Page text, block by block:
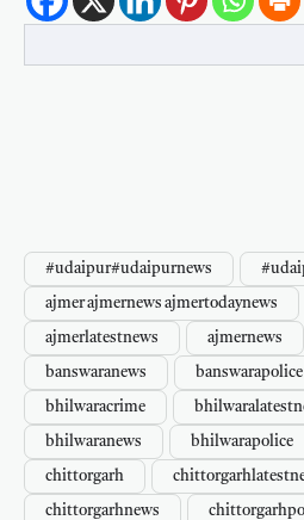
#udaipur#udaipurnews
ajmer ajmernews ajmertodaynews
ajmerlatestnews ajmernews
banswaranews banswarapolice
bhilwaracrime
bhilwaranews bhilwarapolice
chittorgarh
chittorgarhnews